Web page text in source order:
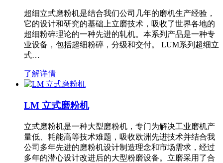
超细立式磨粉机是结合我们公司几年的磨机生产经验，
它的设计和研究的基础上立磨技术，吸收了世界各地的
超细粉碎理论的一种先进的轧机。本系列产品是一种专
业设备，包括超细粉碎，分级和交付。 LUM系列超细立
式…
了解详情
LM 立式磨粉机
立式磨粉机是一种大型磨粉机，专门为解决工业磨机产
量低、耗能高等技术难题，吸收欧洲先进技术并结合我
公司多年先进的磨粉机设计制造理念和市场需求，经过
多年的潜心设计改进后的大型粉磨设备。立磨采用了合